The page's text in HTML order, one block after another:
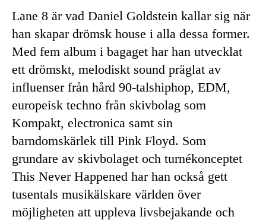
Lane 8 är vad Daniel Goldstein kallar sig när
han skapar drömsk house i alla dessa former.
Med fem album i bagaget har han utvecklat
ett drömskt, melodiskt sound präglat av
influenser från hård 90-talshiphop, EDM,
europeisk techno från skivbolag som
Kompakt, electronica samt sin
barndomskärlek till Pink Floyd. Som
grundare av skivbolaget och turnékonceptet
This Never Happened har han också gett
tusentals musikälskare världen över
möjligheten att uppleva livsbejakande och